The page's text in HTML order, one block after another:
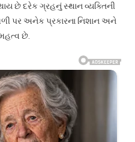
છે દરેક ગ્રહનું સ્થાન વ્યક્તિની
પર અનેક પ્રકારના નિશાન અને
છે.